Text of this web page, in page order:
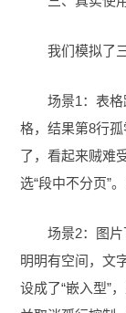
我们模拟了
场景1：表
格，结果第8行
了，看起来贼难
选“段中不分页”
场景2：图
明明有空间，文
设成了“嵌入型”